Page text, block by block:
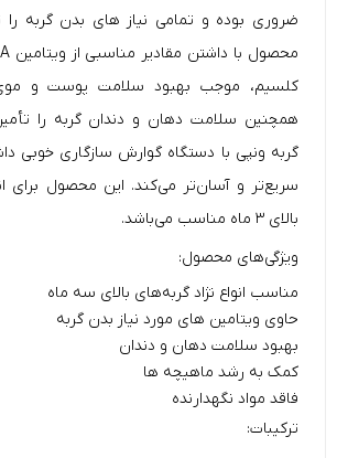
ضروری بوده و تمامی نیاز های بدن گربه را
کلسیم، موجب بهبود سلامت پوست و
همچنین سلامت دهان و دندان گربه را
گربه ونپی با دستگاه گوارش سازگاری خوبی
سریع‌تر و آسان‌تر می‌کند. این محصول برای
بالای ۳ ماه مناسب می‌باشد.
ویژگی‌های محصول:
مناسب انواع نژاد گربه‌های بالای سه ماه
حاوی ویتامین های مورد نیاز بدن گربه
بهبود سلامت دهان و دندان
کمک به رشد ماهیچه ها
فاقد مواد نگهدارنده
ترکیبات: